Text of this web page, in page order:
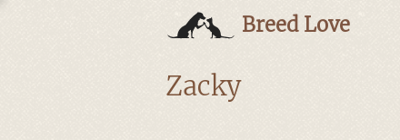
Breed Love
Zacky